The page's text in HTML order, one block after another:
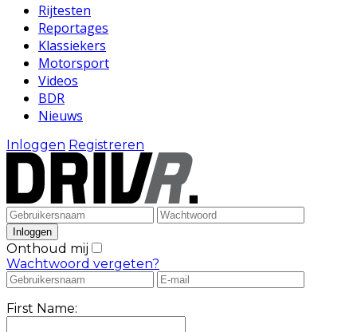
Rijtesten
Reportages
Klassiekers
Motorsport
Videos
BDR
Nieuws
Inloggen Registreren
Onthoud mij
Wachtwoord vergeten?
First Name: